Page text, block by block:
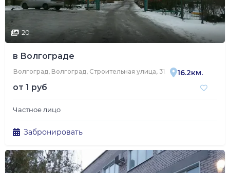
20
в Волгограде
Волгоград, Волгоград, Строительная улица, 31А 16.2км.
от 1 руб
Частное лицо
Забронировать